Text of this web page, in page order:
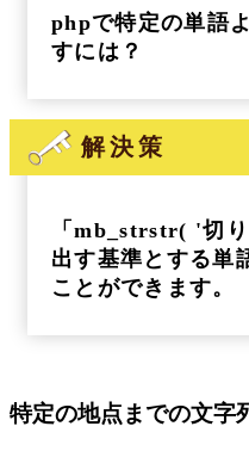
phpで特定の単語
すには？
解決策
「mb_strstr( '切
出す基準とする単
ことができます。
特定の地点までの文字